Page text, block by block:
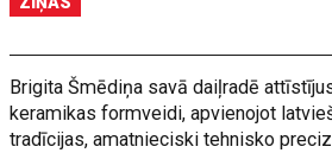
Brigita Šmēdiņa savā daiļradē
keramikas formveidi, apvienojot
tradīcijas, amatnieciski tehnisko